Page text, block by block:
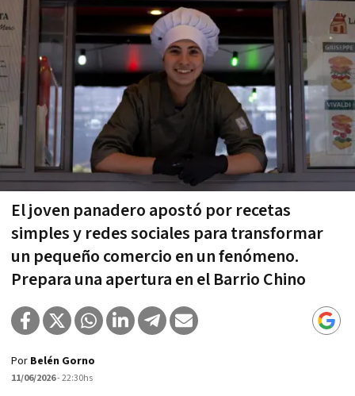
El joven panadero apostó por recetas
simples y redes sociales para transformar
un pequeño comercio en un fenómeno.
Prepara una apertura en el Barrio Chino
Por Belén Gorno
11/06/2026- 22:30hs